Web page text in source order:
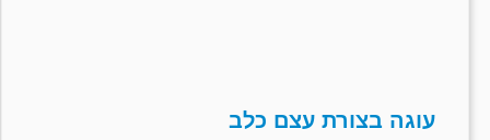
עוגה בצורת עצם כלב